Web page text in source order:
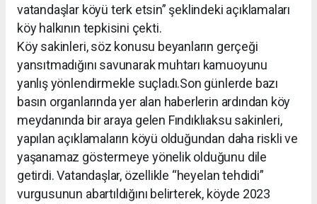
vatandaşlar köyü terk etsin” şeklindeki açıklamaları
köy halkının tepkisini çekti.
Köy sakinleri, söz konusu beyanların gerçeği
yansıtmadığını savunarak muhtarı kamuoyunu
yanlış yönlendirmekle suçladı.Son günlerde bazı
basın organlarında yer alan haberlerin ardından köy
meydanında bir araya gelen Fındıklıaksu sakinleri,
yapılan açıklamaların köyü olduğundan daha riskli ve
yaşanamaz göstermeye yönelik olduğunu dile
getirdi. Vatandaşlar, özellikle “heyelan tehdidi”
vurgusunun abartıldığını belirterek, köyde 2023